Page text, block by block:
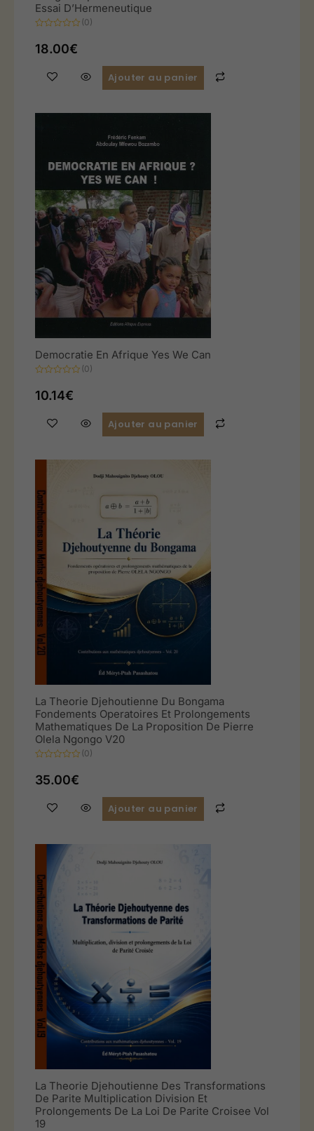
Essai D’Hermeneutique
0
sur
(0)
18.00€
Ajouter au panier
Democratie En Afrique Yes We Can
0
sur
(0)
10.14€
Ajouter au panier
La Theorie Djehoutienne Du Bongama
Fondements Operatoires Et Prolongements
Mathematiques De La Proposition De Pierre
Olela Ngongo V20
0
sur
(0)
35.00€
Ajouter au panier
La Theorie Djehoutienne Des Transformations
De Parite Multiplication Division Et
Prolongements De La Loi De Parite Croisee Vol
19